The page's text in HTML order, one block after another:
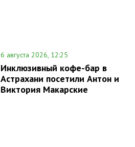
6 августа 2026, 12:25
Инклюзивный кофе-бар в
Астрахани посетили Антон и
Виктория Макарские